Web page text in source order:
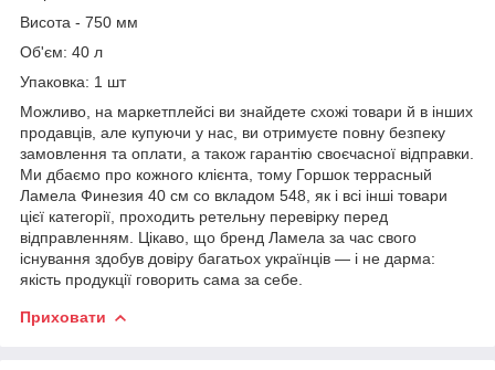
Висота - 750 мм
Об'єм: 40 л
Упаковка: 1 шт
Можливо, на маркетплейсі ви знайдете схожі товари й в інших
продавців, але купуючи у нас, ви отримуєте повну безпеку
замовлення та оплати, а також гарантію своєчасної відправки.
Ми дбаємо про кожного клієнта, тому Горшок террасный
Ламела Финезия 40 см со вкладом 548, як і всі інші товари
цієї категорії, проходить ретельну перевірку перед
відправленням. Цікаво, що бренд Ламела за час свого
існування здобув довіру багатьох українців — і не дарма:
якість продукції говорить сама за себе.
Приховати